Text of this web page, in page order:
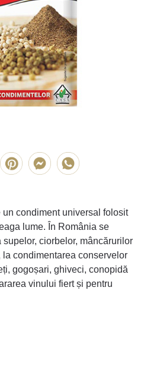
condiment universal folosit
lume. În România se
ciorbelor, mâncărurilor
condimentarea conservelor
gogoșari, ghiveci, conopidă
vinului fiert și pentru